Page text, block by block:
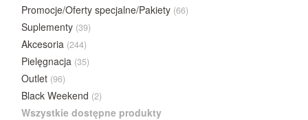
Promocje/Oferty specjalne/Pakiety (66)
Suplementy (39)
Akcesoria (244)
Pielęgnacja (35)
Outlet (96)
Black Weekend (2)
Wszystkie dostępne produkty